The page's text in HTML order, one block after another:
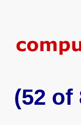
(52 of